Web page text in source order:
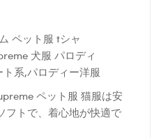
ペット服 tシャ
犬服 パロディ
系,パロディー洋服
ペット服 猫服は安
フトで、着心地が快適で